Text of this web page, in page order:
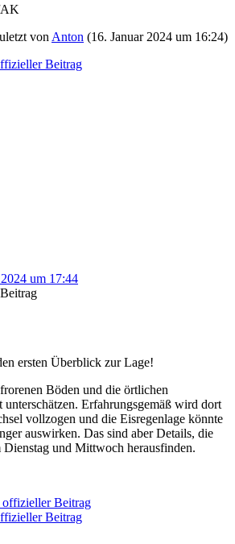
AK
von Anton (16. Januar 2024 um 16:24)
Beitrag
um 17:44
ersten Überblick zur Lage!
Böden und die örtlichen
Erfahrungsgemäß wird dort
vollzogen und die Eisregenlage könnte
auswirken. Das sind aber Details, die
Dienstag und Mittwoch herausfinden.
offizieller Beitrag
Beitrag